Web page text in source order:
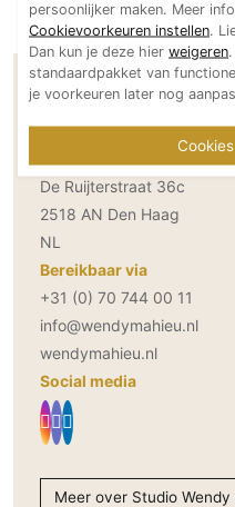
Thuisbioscoop
Domotica
Mirror TV
Aannemers Interieur
Akoestiek
Binnenzwembaden
Wellness
Wijnkelder en wijnkasten
Contactgegevens
De Ruijterstraat 36c
2518 AN Den Haag
NL
Bereikbaar via
+31 (0) 70 744 00 11
info@wendymahieu.nl
wendymahieu.nl
Social media
Meer over Studio Wendy
persoonlijker maken. Meer
Cookievoorkeuren instellen.
Dan kun je deze hier weigeren
standaardpakket van
je voorkeuren later nog